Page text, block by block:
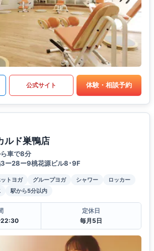
公式サイト 体験・相談予約
ルド巣鴨店
車で8分
ー28ー9桃花源ビル8･9F
トヨガ グループヨガ シャワー
ロッカー
駅から5分以内
22:30
定休日
毎月5日